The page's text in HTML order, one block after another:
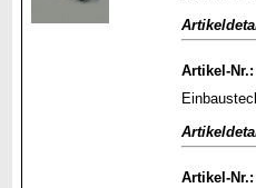
Artikel-Nr.:
Artikel-Nr.: